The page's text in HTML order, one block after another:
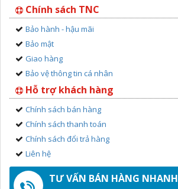
Chính sách TNC
Bảo hành - hậu mãi
Bảo mật
Giao hàng
Bảo vệ thông tin cá nhân
Hỗ trợ khách hàng
Chính sách bán hàng
Chính sách thanh toán
Chính sách đổi trả hàng
Liên hệ
TƯ VẤN BÁN HÀNG NHANH